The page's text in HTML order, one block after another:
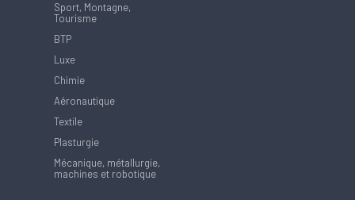
Sport, Montagne,
Tourisme
BTP
Luxe
Chimie
Aéronautique
Textile
Plasturgie
Mécanique, métallurgie,
machines et robotique